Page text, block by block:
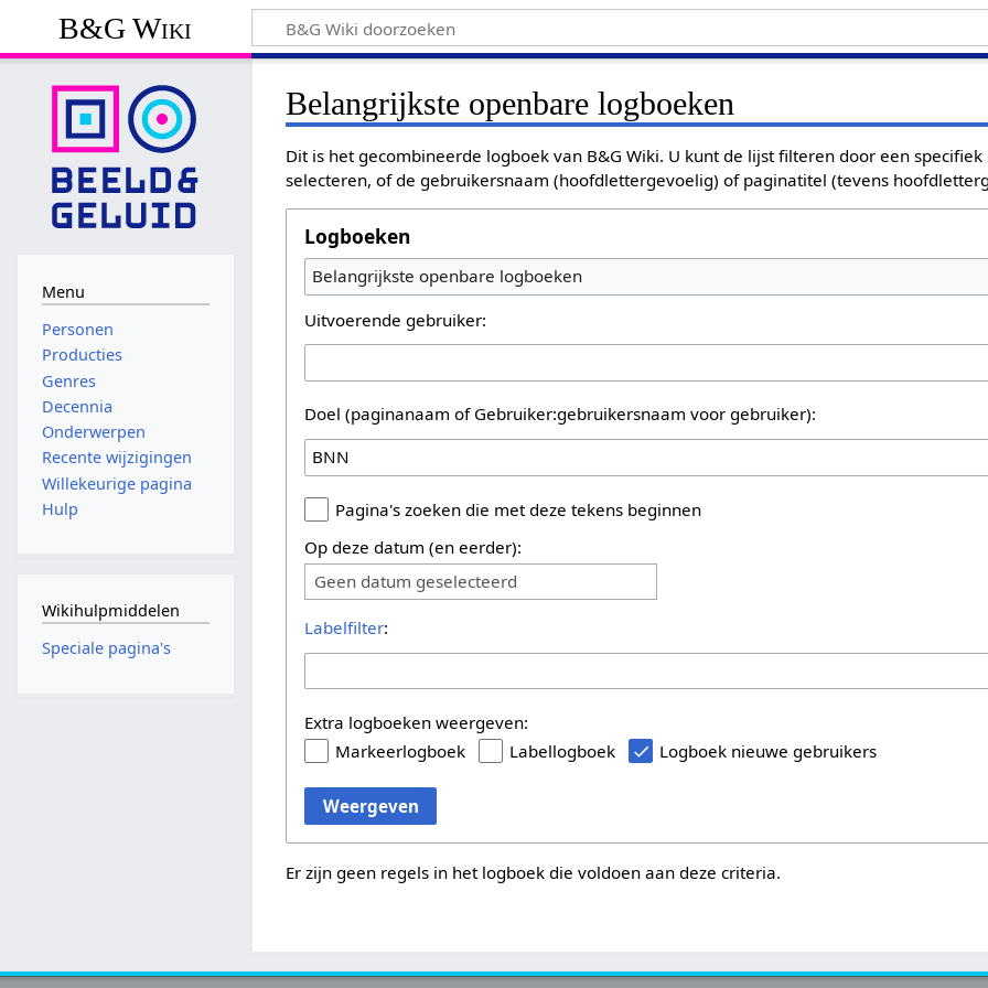
B&G Wiki
Belangrijkste openbare logboeken
Dit is het gecombineerde logboek van B&G Wiki. U kunt de lijst filteren door een
selecteren, of de gebruikersnaam (hoofdlettergevoelig) of paginatitel (tevens
Logboeken
Belangrijkste openbare logboeken
Uitvoerende gebruiker:
Doel (paginanaam of Gebruiker:gebruikersnaam voor gebruiker):
Pagina's zoeken die met deze tekens beginnen
Op deze datum (en eerder):
Geen datum geselecteerd
Labelfilter:
Extra logboeken weergeven:
Markeerlogboek
Labellogboek Logboek nieuwe gebruikers
Weergeven
Er zijn geen regels in het logboek die voldoen aan deze criteria.
Menu
Personen
Producties
Genres
Decennia
Onderwerpen
Recente wijzigingen
Willekeurige pagina
Hulp
Wikihulpmiddelen
Speciale pagina's